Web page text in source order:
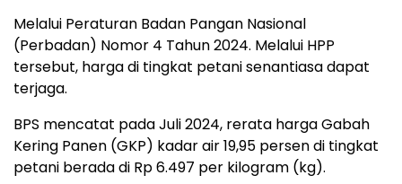
Melalui Peraturan Badan Pangan Nasional
(Perbadan) Nomor 4 Tahun 2024. Melalui HPP
tersebut, harga di tingkat petani senantiasa dapat
terjaga.
BPS mencatat pada Juli 2024, rerata harga Gabah
Kering Panen (GKP) kadar air 19,95 persen di tingkat
petani berada di Rp 6.497 per kilogram (kg).